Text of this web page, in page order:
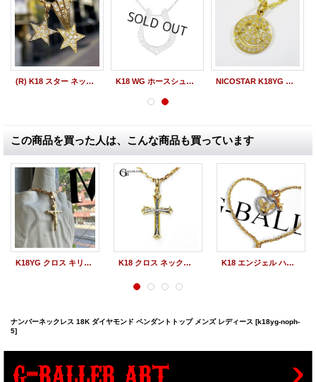
(R) K18 スター ネックレスペンダント パヴェ ダイヤモンド K18 WG ホースシュー ペンダント ダイヤモンド NICOSTAR K18YG スマイルペンダント ダイヤパヴェ
この商品を買った人は、こんな商品も買っています
K18YG クロス キリスト INRI ネックレス ペンダントトップ イエローゴールド メンズ/レディース K18 クロス ネックレス ペンダント トップ YG WG コンビ メンズ レディース K18 エンジェル ハート ネックレス ペンダント トップ YG WG コンビ メンズ レディース
ナンバーネックレス 18K ダイヤモンド ペンダントトップ メンズ レディース [k18yg-noph-
5]